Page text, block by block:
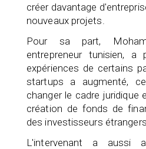
créer davantage
nouveaux projets.
Pour sa part,
entrepreneur tunisien,
expériences de certains
startups a augmenté,
changer le cadre juridique
création de fonds de
des investisseurs étrangers.
L'intervenant a aussi